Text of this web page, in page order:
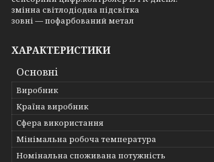
змінна світлодіодна підсвітка
зовні — пофарбований метал
ХАРАКТЕРИСТИКИ
Основні
Виробник
Країна виробник
Сфера використання
Мінімальна робоча температура
Номінальна споживана потужність